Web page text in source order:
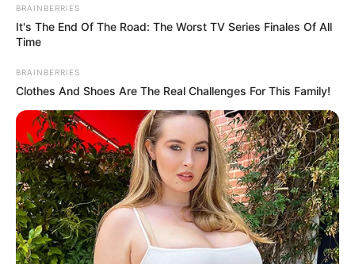
BRAINBERRIES
It's The End Of The Road: The Worst TV Series Finales Of All
Time
BRAINBERRIES
Clothes And Shoes Are The Real Challenges For This Family!